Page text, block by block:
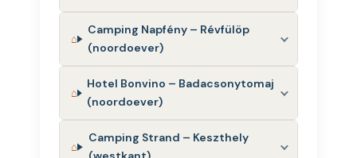
Camping Napfény – Révfülöp
(noordoever)
Hotel Bonvino – Badacsonytomaj
(noordoever)
Camping Strand – Keszthely